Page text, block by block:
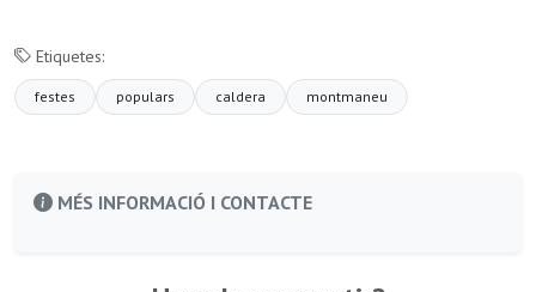
Etiquetes:
festes populars caldera montmaneu
MÉS INFORMACIÓ I CONTACTE